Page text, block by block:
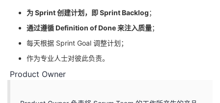
为 Sprint 创建计划，即 Sprint Backlog；
通过遵循 Definition of Done 来注入质量；
每天根据 Sprint Goal 调整计划；
作为专业人士对彼此负责。
Product Owner